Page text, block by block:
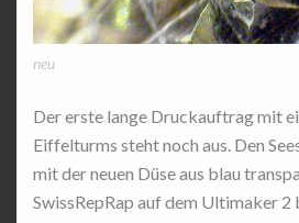
neu
Der erste lange Druckauftrag mit
Eiffelturms steht noch aus. Den
mit der neuen Düse aus blau
SwissRepRap auf dem Ultimaker 2